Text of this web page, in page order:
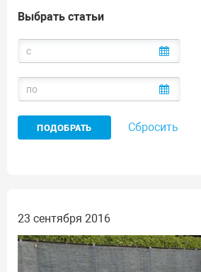
Выбрать статьи
Сбросить
23 сентября 2016